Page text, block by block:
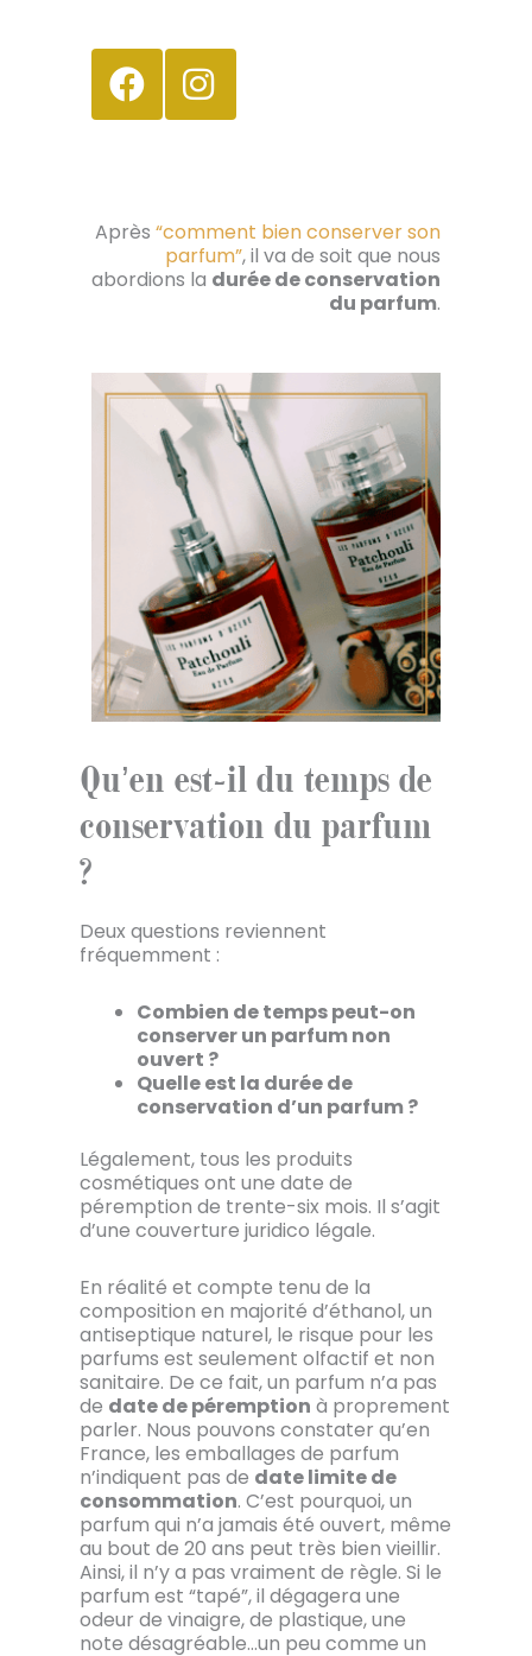
Après “comment bien conserver son
parfum”, il va de soit que nous
abordions la durée de conservation
du parfum.
Qu’en est-il du temps de
conservation du parfum
?
Deux questions reviennent
fréquemment :
Combien de temps peut-on
conserver un parfum non
ouvert ?
Quelle est la durée de
conservation d’un parfum ?
Légalement, tous les produits
cosmétiques ont une date de
péremption de trente-six mois. Il s’agit
d’une couverture juridico légale.
En réalité et compte tenu de la
composition en majorité d’éthanol, un
antiseptique naturel, le risque pour les
parfums est seulement olfactif et non
sanitaire. De ce fait, un parfum n’a pas
de date de péremption à proprement
parler. Nous pouvons constater qu’en
France, les emballages de parfum
n’indiquent pas de date limite de
consommation. C’est pourquoi, un
parfum qui n’a jamais été ouvert, même
au bout de 20 ans peut très bien vieillir.
Ainsi, il n’y a pas vraiment de règle. Si le
parfum est “tapé”, il dégagera une
odeur de vinaigre, de plastique, une
note désagréable…un peu comme un